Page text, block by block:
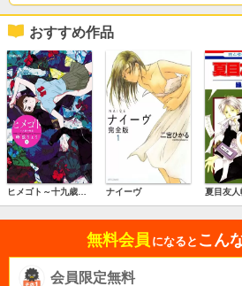
おすすめ作品
ナイーヴ 夏目友人
無料会員 になると こん
会員限定無料